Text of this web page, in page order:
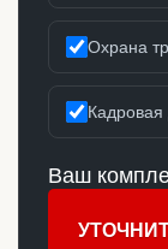
Охрана
Кадровая
Ваш